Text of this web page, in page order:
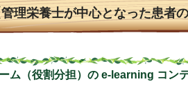
理栄養士が中心となった患者
ム（役割分担）の e-learning コン